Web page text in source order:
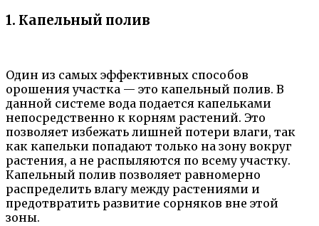
1. Капельный полив
Один из самых эффективных способов
орошения участка — это капельный полив. В
данной системе вода подается капельками
непосредственно к корням растений. Это
позволяет избежать лишней потери влаги, так
как капельки попадают только на зону вокруг
растения, а не распыляются по всему участку.
Капельный полив позволяет равномерно
распределить влагу между растениями и
предотвратить развитие сорняков вне этой
зоны.